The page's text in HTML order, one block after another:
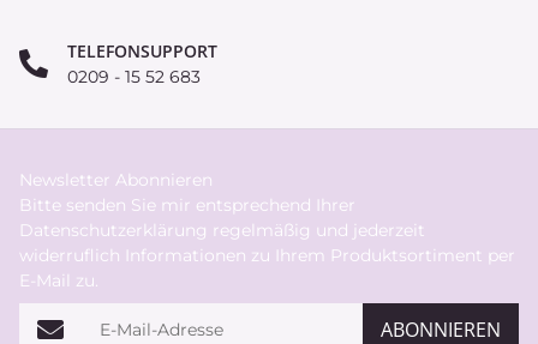
TELEFONSUPPORT
0209 - 15 52 683
Newsletter Abonnieren
Bitte senden Sie mir entsprechend Ihrer
Datenschutzerklärung regelmäßig und jederzeit
widerruflich Informationen zu Ihrem Produktsortiment per
E-Mail zu.
E-Mail-Adresse ABONNIEREN